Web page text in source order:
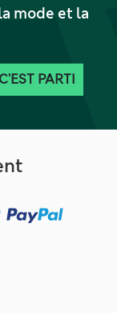
mode et la
C'EST PARTI